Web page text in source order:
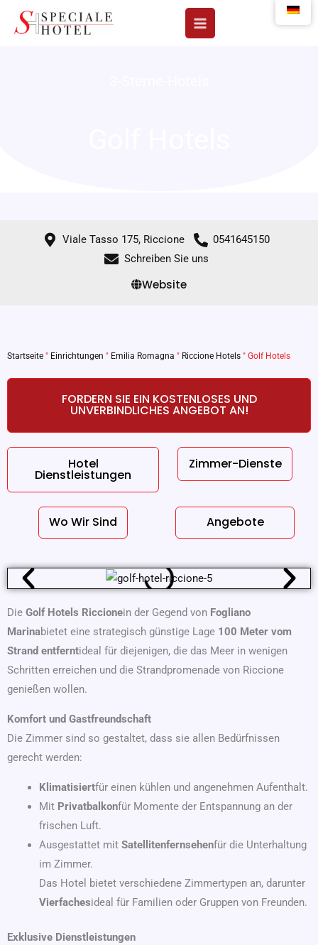
Inhalt
Viale Tasso 175, Riccione
0541645150
Schreiben Sie uns
Website
Startseite " Einrichtungen " Emilia Romagna " Riccione Hotels " Golf Hotels
FORDERN SIE EIN KOSTENLOSES UND
UNVERBINDLICHES ANGEBOT AN!
Hotel
Dienstleistungen
Zimmer-Dienste
Wo Wir Sind Angebote
Die Golf Hotels Riccionein der Gegend von Fogliano
Marinabietet eine strategisch günstige Lage 100 Meter vom
Strand entferntideal für diejenigen, die das Meer in wenigen
Schritten erreichen und die Strandpromenade von Riccione
genießen wollen.
Komfort und Gastfreundschaft
Die Zimmer sind so gestaltet, dass sie allen Bedürfnissen
gerecht werden:
Klimatisiertfür einen kühlen und angenehmen Aufenthalt.
Mit Privatbalkonfür Momente der Entspannung an der
frischen Luft.
Ausgestattet mit Satellitenfernsehenfür die Unterhaltung
im Zimmer.
Das Hotel bietet verschiedene Zimmertypen an, darunter
Vierfachesideal für Familien oder Gruppen von Freunden.
Exklusive Dienstleistungen